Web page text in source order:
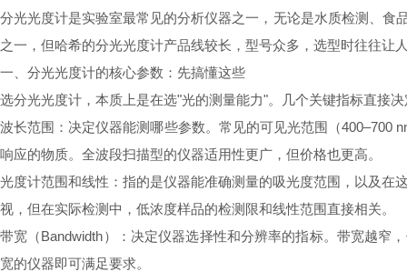
分光光度计是实验室最常见的分析仪器之一，无论是水质检测、
之一，但哈希的分光光度计产品线较长，型号众多，选型时往往
一、分光光度计的核心参数：先搞懂这些
选分光光度计，本质上是在选"光的测量能力"。几个关键指标直接
波长范围：决定仪器能测哪些参数。常见的可见光范围（400–700
响应的物质。全波段扫描型的仪器适用性更广，但价格也更高。
光度计范围和线性：指的是仪器能准确测量的吸光度范围，以及
视，但在实际检测中，低浓度样品的检测限和线性范围直接相关。
带宽（Bandwidth）：决定仪器选择性和分辨率的指标。带宽越窄
宽的仪器即可满足要求。